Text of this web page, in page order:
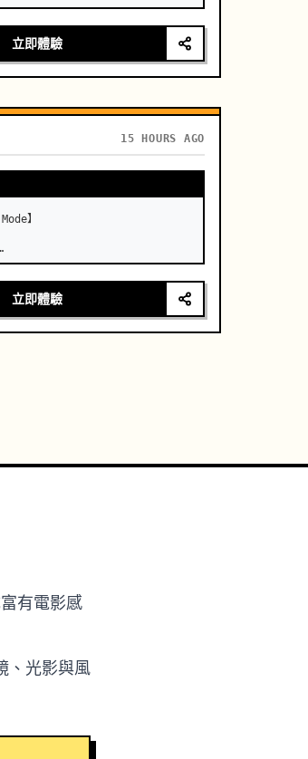
立即體驗
15 HOURS AGO
】
立即體驗
有電影感
、光影與風